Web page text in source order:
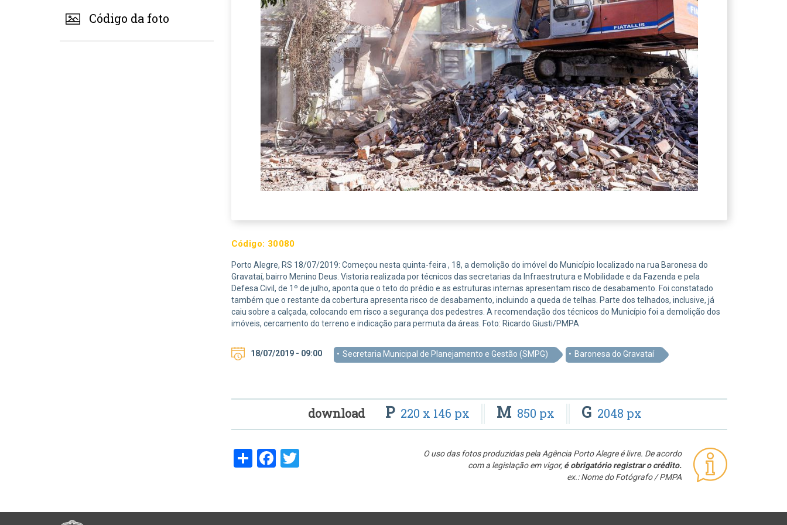
Código da foto
Código: 30080
Porto Alegre, RS 18/07/2019: Começou nesta quinta-feira , 18, a demolição do imóvel do Município localizado na rua Baronesa do
Gravataí, bairro Menino Deus. Vistoria realizada por técnicos das secretarias da Infraestrutura e Mobilidade e da Fazenda e pela
Defesa Civil, de 1º de julho, aponta que o teto do prédio e as estruturas internas apresentam risco de desabamento. Foi constatado
também que o restante da cobertura apresenta risco de desabamento, incluindo a queda de telhas. Parte dos telhados, inclusive, já
caiu sobre a calçada, colocando em risco a segurança dos pedestres. A recomendação dos técnicos do Município foi a demolição dos
imóveis, cercamento do terreno e indicação para permuta da áreas. Foto: Ricardo Giusti/PMPA
18/07/2019 - 09:00 Secretaria Municipal de Planejamento e Gestão (SMPG) Baronesa do Gravataí
download P 220 x 146 px M 850 px G 2048 px
O uso das fotos produzidas pela Agência Porto Alegre é livre. De acordo
com a legislação em vigor, é obrigatório registrar o crédito.
ex.: Nome do Fotógrafo / PMPA
ShareFacebook
Twitter